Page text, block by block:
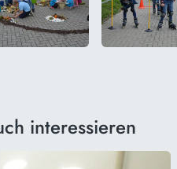
interessieren